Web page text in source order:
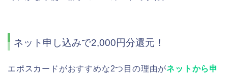
ネット申し込みで2,000円分還元！
エポスカードがおすすめな2つ目の理由がネットから申